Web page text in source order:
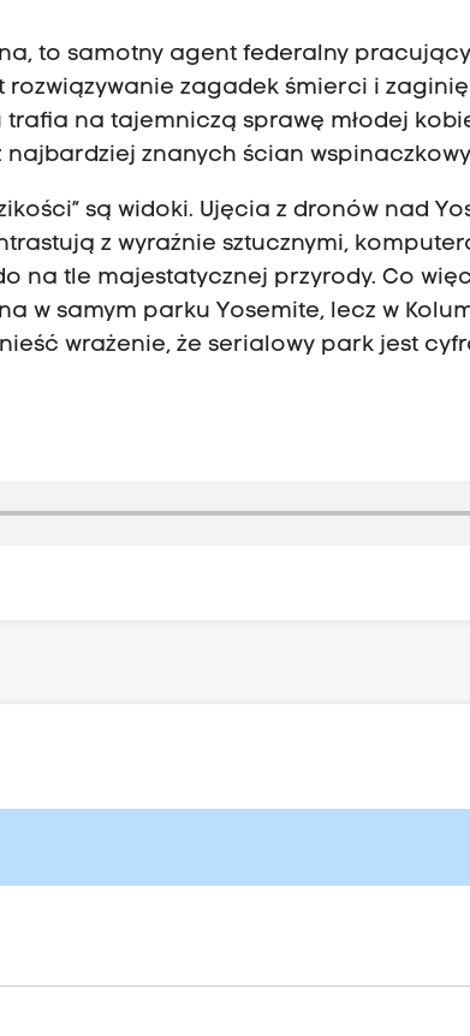
to samotny agent federalny
zagadek śmierci i
trafia na tajemniczą sprawę młodej
najbardziej znanych ścian
są widoki. Ujęcia z dronów nad
z wyraźnie sztucznymi,
na tle majestatycznej przyrody. Co
w samym parku Yosemite, lecz w
wrażenie, że serialowy park jest